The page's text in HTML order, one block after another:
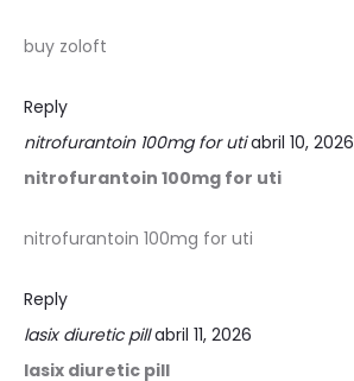
buy zoloft
Reply
nitrofurantoin 100mg for uti abril 10, 2026
nitrofurantoin 100mg for uti
nitrofurantoin 100mg for uti
Reply
lasix diuretic pill abril 11, 2026
lasix diuretic pill